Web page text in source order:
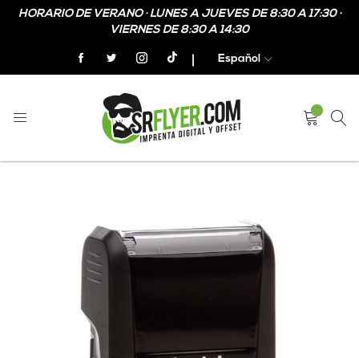
HORARIO DE VERANO · LUNES A JUEVES DE 8:30 A 17:30 ·
VIERNES DE 8:30 A 14:30
Español
Home Sellos automáticos